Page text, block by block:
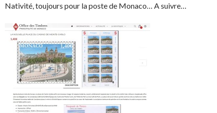
Nativité, toujours pour la poste de Monaco… A suivre…